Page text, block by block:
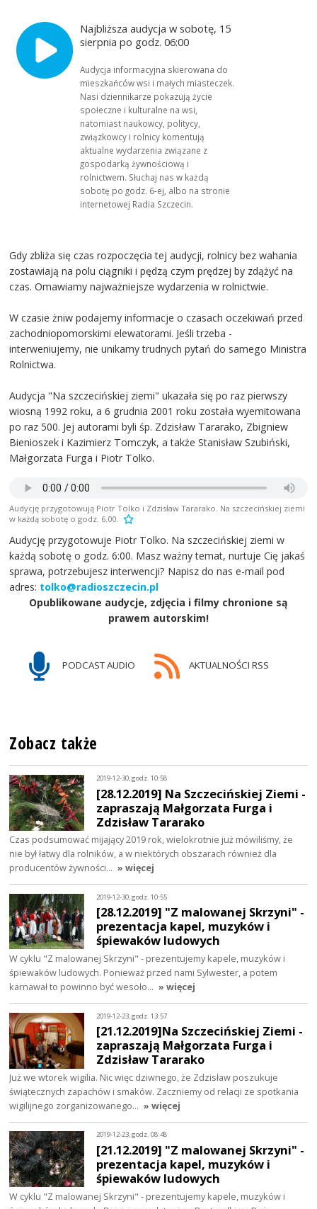
Najbliższa audycja w sobotę, 15
sierpnia po godz. 06:00
Audycja informacyjna skierowana do
mieszkańców wsi i małych miasteczek.
Nasi dziennikarze pokazują życie
społeczne i kulturalne na wsi,
natomiast naukowcy, politycy,
związkowcy i rolnicy komentują
aktualne wydarzenia związane z
gospodarką żywnościową i
rolnictwem. Słuchaj nas w każdą
sobotę po godz. 6-ej, albo na stronie
internetowej Radia Szczecin.
Gdy zbliża się czas rozpoczęcia tej audycji, rolnicy bez wahania
zostawiają na polu ciągniki i pędzą czym prędzej by zdążyć na
czas. Omawiamy najważniejsze wydarzenia w rolnictwie.
W czasie żniw podajemy informacje o czasach oczekiwań przed
zachodniopomorskimi elewatorami. Jeśli trzeba -
interweniujemy, nie unikamy trudnych pytań do samego Ministra
Rolnictwa.
Audycja "Na szczecińskiej ziemi" ukazała się po raz pierwszy
wiosną 1992 roku, a 6 grudnia 2001 roku została wyemitowana
po raz 500. Jej autorami byli śp. Zdzisław Tararako, Zbigniew
Bienioszek i Kazimierz Tomczyk, a także Stanisław Szubiński,
Małgorzata Furga i Piotr Tolko.
Audycję przygotowują Piotr Tolko i Zdzisław Tararako. Na szczecińskiej ziemi
w każdą sobotę o godz. 6.00.
Audycję przygotowuje Piotr Tolko. Na szczecińskiej ziemi w
każdą sobotę o godz. 6:00. Masz ważny temat, nurtuje Cię jakaś
sprawa, potrzebujesz interwencji? Napisz do nas e-mail pod
adres: tolko@radioszczecin.pl
Opublikowane audycje, zdjęcia i filmy chronione są
prawem autorskim!
PODCAST AUDIO AKTUALNOŚCI RSS
Zobacz także
2019-12-30, godz. 10:58
[28.12.2019] Na Szczecińskiej Ziemi -
zapraszają Małgorzata Furga i
Zdzisław Tararako
Czas podsumować mijający 2019 rok, wielokrotnie już mówiliśmy, że
nie był łatwy dla rolników, a w niektórych obszarach również dla
producentów żywności… » więcej
2019-12-30, godz. 10:55
[28.12.2019] "Z malowanej Skrzyni" -
prezentacja kapel, muzyków i
śpiewaków ludowych
W cyklu "Z malowanej Skrzyni" - prezentujemy kapele, muzyków i
śpiewaków ludowych. Ponieważ przed nami Sylwester, a potem
karnawał to powinno być wesoło… » więcej
2019-12-23, godz. 13:57
[21.12.2019]Na Szczecińskiej Ziemi -
zapraszają Małgorzata Furga i
Zdzisław Tararako
Już we wtorek wigilia. Nic więc dziwnego, że Zdzisław poszukuje
świątecznych zapachów i smaków. Zaczniemy od relacji ze spotkania
wigilijnego zorganizowanego… » więcej
2019-12-23, godz. 08:48
[21.12.2019] "Z malowanej Skrzyni" -
prezentacja kapel, muzyków i
śpiewaków ludowych
W cyklu "Z malowanej Skrzyni" - prezentujemy kapele, muzyków i